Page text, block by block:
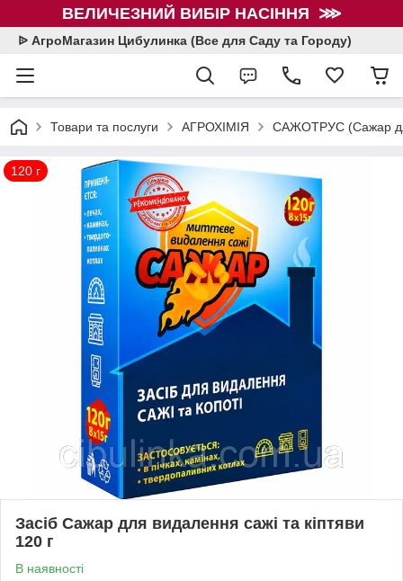
ВЕЛИЧЕЗНИЙ ВИБІР НАСІННЯ ⋙
ᐉ АгроМагазин Цибулинка (Все для Саду та Городу)
Товари та послуги АГРОХІМІЯ САЖОТРУС (Сажар
120 г
Засіб Сажар для видалення сажі та кіптяви
120 г
В наявності